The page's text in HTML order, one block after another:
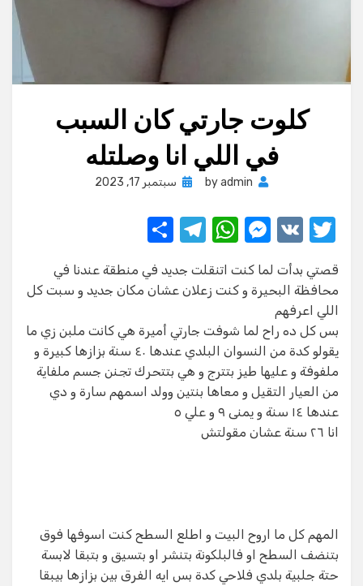
كلوت جارتي كان السبب
في اللي انا وصلتله
byadmin
Posted
سبتمبر 17, 2023
T
w
it
te
r
V
M
ss
e
n
g
er
W
at
s
A
p
p
T
e
a
m
ar
قصتي بدأت لما كنت اتنقلت جديد في منطقة عندنا في
محافظة البحيرة و كنت زعلان عشان مكان جديد و سبت كل
اللي اعرفهم
بس كل ده راح لما شوفت جارتي أميرة هي كانت ملبن زي ما
يقولو كدة من النسوان البلدي عندها ٤٠ سنة بزازها كبيرة و
ملفوفة و عليها طيز بتترج و هي بتتحرك تجنن جسم ملفاية
من العيار التقيل و معاها بنتين وولد اسمهم سارة و دي
عندها ١٤ سنة و يمنى ٩ و علي ٥
انا ٢٦ سنة عشان مقولتش
المهم كل ما اروح البيت و اطلع السطح كنت اسوفها فوق
بتنضف السطح او فالبلكونة بتنشر او بتسيق و بتبقا لابسة
حتة جلبية بلدي فلاحي كدة بس ايه الفرق بين بزازها بيبقا